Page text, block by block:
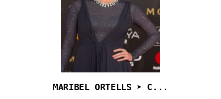
MARIBEL ORTELLS ➤ C...